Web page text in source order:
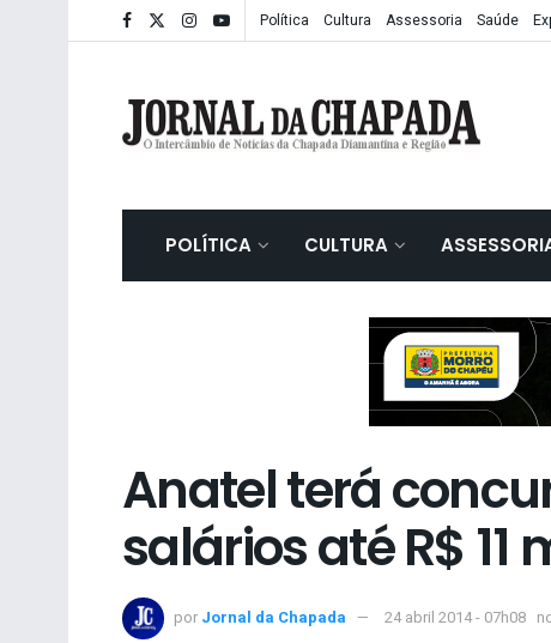
Política Cultura Assessoria Saúde
POLÍTICA CULTURA
Anatel terá
salários até R$ 11
por Jornal da Chapada 24 abril 2014 - 07h08